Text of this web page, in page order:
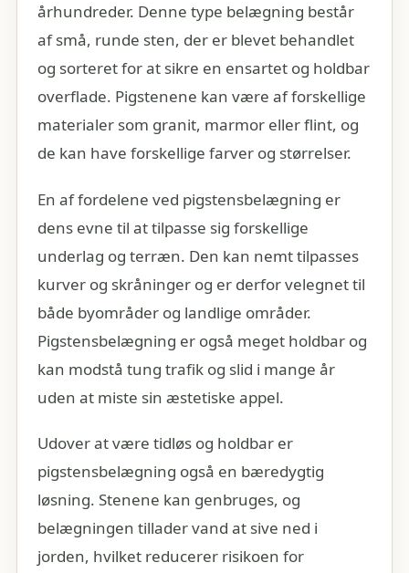
århundreder. Denne type belægning består
af små, runde sten, der er blevet behandlet
og sorteret for at sikre en ensartet og holdbar
overflade. Pigstenene kan være af forskellige
materialer som granit, marmor eller flint, og
de kan have forskellige farver og størrelser.
En af fordelene ved pigstensbelægning er
dens evne til at tilpasse sig forskellige
underlag og terræn. Den kan nemt tilpasses
kurver og skråninger og er derfor velegnet til
både byområder og landlige områder.
Pigstensbelægning er også meget holdbar og
kan modstå tung trafik og slid i mange år
uden at miste sin æstetiske appel.
Udover at være tidløs og holdbar er
pigstensbelægning også en bæredygtig
løsning. Stenene kan genbruges, og
belægningen tillader vand at sive ned i
jorden, hvilket reducerer risikoen for